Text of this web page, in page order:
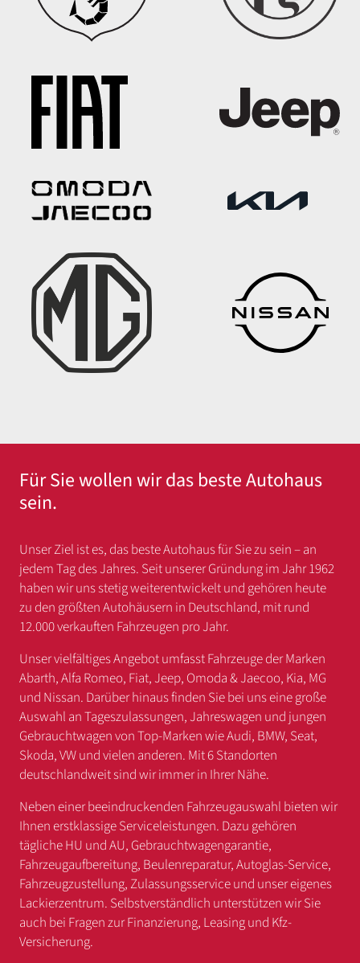
Für Sie wollen wir das beste Autohaus
sein.
Unser Ziel ist es, das beste Autohaus für Sie zu sein – an
jedem Tag des Jahres. Seit unserer Gründung im Jahr 1962
haben wir uns stetig weiterentwickelt und gehören heute
zu den größten Autohäusern in Deutschland, mit rund
12.000 verkauften Fahrzeugen pro Jahr.
Unser vielfältiges Angebot umfasst Fahrzeuge der Marken
Abarth, Alfa Romeo, Fiat, Jeep, Omoda & Jaecoo, Kia, MG
und Nissan. Darüber hinaus finden Sie bei uns eine große
Auswahl an Tageszulassungen, Jahreswagen und jungen
Gebrauchtwagen von Top-Marken wie Audi, BMW, Seat,
Skoda, VW und vielen anderen. Mit 6 Standorten
deutschlandweit sind wir immer in Ihrer Nähe.
Neben einer beeindruckenden Fahrzeugauswahl bieten wir
Ihnen erstklassige Serviceleistungen. Dazu gehören
tägliche HU und AU, Gebrauchtwagengarantie,
Fahrzeugaufbereitung, Beulenreparatur, Autoglas-Service,
Fahrzeugzustellung, Zulassungsservice und unser eigenes
Lackierzentrum. Selbstverständlich unterstützen wir Sie
auch bei Fragen zur Finanzierung, Leasing und Kfz-
Versicherung.